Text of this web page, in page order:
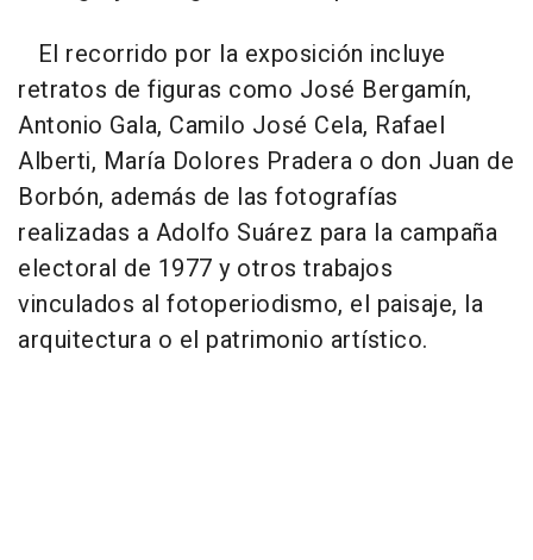
El recorrido por la exposición incluye
retratos de figuras como José Bergamín,
Antonio Gala, Camilo José Cela, Rafael
Alberti, María Dolores Pradera o don Juan de
Borbón, además de las fotografías
realizadas a Adolfo Suárez para la campaña
electoral de 1977 y otros trabajos
vinculados al fotoperiodismo, el paisaje, la
arquitectura o el patrimonio artístico.